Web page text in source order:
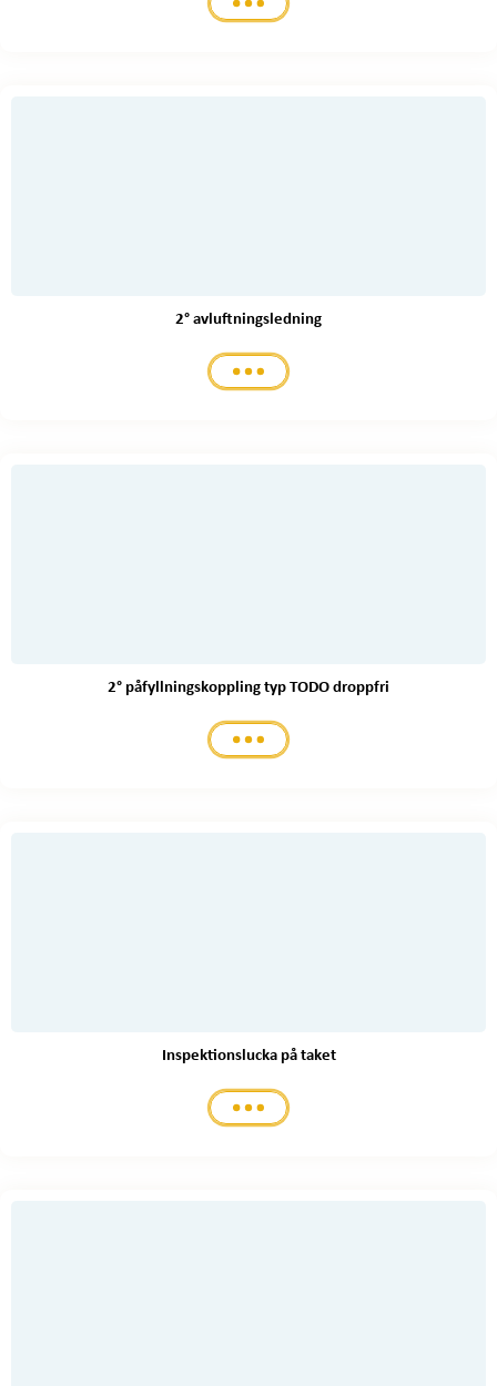
2° avluftningsledning
2° påfyllningskoppling typ TODO droppfri
Inspektionslucka på taket